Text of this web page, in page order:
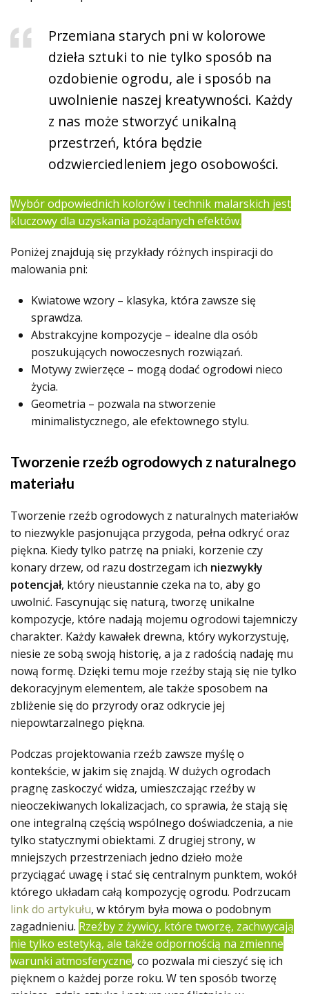
Przemiana starych pni w kolorowe
dzieła sztuki to nie tylko sposób na
ozdobienie ogrodu, ale i sposób na
uwolnienie naszej kreatywności. Każdy
z nas może stworzyć unikalną
przestrzeń, która będzie
odzwierciedleniem jego osobowości.
Wybór odpowiednich kolorów i technik malarskich jest
kluczowy dla uzyskania pożądanych efektów.
Poniżej znajdują się przykłady różnych inspiracji do
malowania pni:
Kwiatowe wzory – klasyka, która zawsze się
sprawdza.
Abstrakcyjne kompozycje – idealne dla osób
poszukujących nowoczesnych rozwiązań.
Motywy zwierzęce – mogą dodać ogrodowi nieco
życia.
Geometria – pozwala na stworzenie
minimalistycznego, ale efektownego stylu.
Tworzenie rzeźb ogrodowych z naturalnego
materiału
Tworzenie rzeźb ogrodowych z naturalnych materiałów
to niezwykle pasjonująca przygoda, pełna odkryć oraz
piękna. Kiedy tylko patrzę na pniaki, korzenie czy
konary drzew, od razu dostrzegam ich niezwykły
potencjał, który nieustannie czeka na to, aby go
uwolnić. Fascynując się naturą, tworzę unikalne
kompozycje, które nadają mojemu ogrodowi tajemniczy
charakter. Każdy kawałek drewna, który wykorzystuję,
niesie ze sobą swoją historię, a ja z radością nadaję mu
nową formę. Dzięki temu moje rzeźby stają się nie tylko
dekoracyjnym elementem, ale także sposobem na
zbliżenie się do przyrody oraz odkrycie jej
niepowtarzalnego piękna.
Podczas projektowania rzeźb zawsze myślę o
kontekście, w jakim się znajdą. W dużych ogrodach
pragnę zaskoczyć widza, umieszczając rzeźby w
nieoczekiwanych lokalizacjach, co sprawia, że stają się
one integralną częścią wspólnego doświadczenia, a nie
tylko statycznymi obiektami. Z drugiej strony, w
mniejszych przestrzeniach jedno dzieło może
przyciągać uwagę i stać się centralnym punktem, wokół
którego układam całą kompozycję ogrodu. Podrzucam
link do artykułu, w którym była mowa o podobnym
zagadnieniu. Rzeźby z żywicy, które tworzę, zachwycają
nie tylko estetyką, ale także odpornością na zmienne
warunki atmosferyczne, co pozwala mi cieszyć się ich
pięknem o każdej porze roku. W ten sposób tworzę